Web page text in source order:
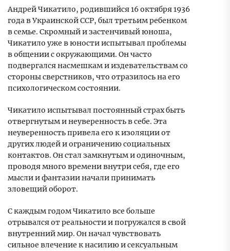
Андрей Чикатило, родившийся 16 октября 1936
года в Украинской ССР, был третьим ребенком
в семье. Скромный и застенчивый юноша,
Чикатило уже в юности испытывал проблемы
в общении с окружающими. Он часто
подвергался насмешкам и издевательствам со
стороны сверстников, что отразилось на его
психологическом состоянии.
Чикатило испытывал постоянный страх быть
отвергнутым и неуверенность в себе. Эта
неуверенность привела его к изоляции от
других людей и ограничению социальных
контактов. Он стал замкнутым и одиночным,
проводя много времени внутри себя, где его
мысли и фантазии начали принимать
зловещий оборот.
С каждым годом Чикатило все больше
отрывался от реальности и погружался в свой
внутренний мир. Он начал чувствовать
сильное влечение к насилию и сексуальным